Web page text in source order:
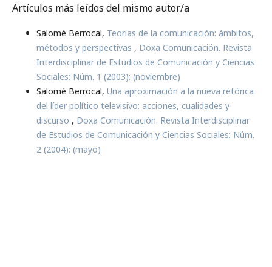
Artículos más leídos del mismo autor/a
Salomé Berrocal, Teorías de la comunicación: ámbitos,
métodos y perspectivas , Doxa Comunicación. Revista
Interdisciplinar de Estudios de Comunicación y Ciencias
Sociales: Núm. 1 (2003): (noviembre)
Salomé Berrocal, Una aproximación a la nueva retórica
del líder político televisivo: acciones, cualidades y
discurso , Doxa Comunicación. Revista Interdisciplinar
de Estudios de Comunicación y Ciencias Sociales: Núm.
2 (2004): (mayo)